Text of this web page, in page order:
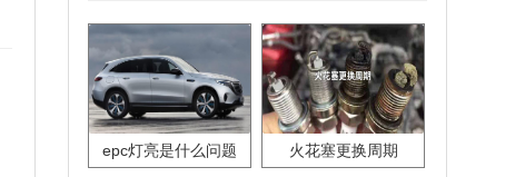
epc灯亮是什么问题 火花塞更换周期